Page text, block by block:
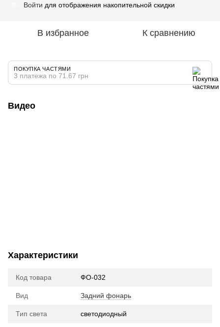
Войти для отображения накопительной скидки
В избранное К сравнению
ПОКУПКА ЧАСТЯМИ
3 платежа по 71.67 грн
Видео
Характеристики
Код товара ФО-032
Вид Задний фонарь
Тип света cветодиодный